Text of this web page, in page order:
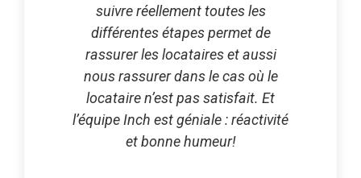
suivre réellement toutes les
différentes étapes permet de
rassurer les locataires et aussi
nous rassurer dans le cas où le
locataire n’est pas satisfait. Et
l’équipe Inch est géniale : réactivité
et bonne humeur!